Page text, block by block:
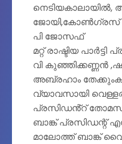
ജോയി,കോൺഗ്രസ്‌
പി ജോസഫ്
മറ്റ് രാഷ്ടിയ
വി കുഞ്ഞിക്കണ്ണൻ
അബ്രഹാം
വ്യാവസായി
പ്രസിഡൻ്റ് തോമസ്
ബാങ്ക് പ്രസിഡന്റ്‌
മാലോത്ത് ബാങ്ക്